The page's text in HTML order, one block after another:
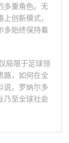
多重角色。无
创新模式，
多始终保持着
局限于足球领
路，如何在全
说，罗纳尔多
乃至全球社会